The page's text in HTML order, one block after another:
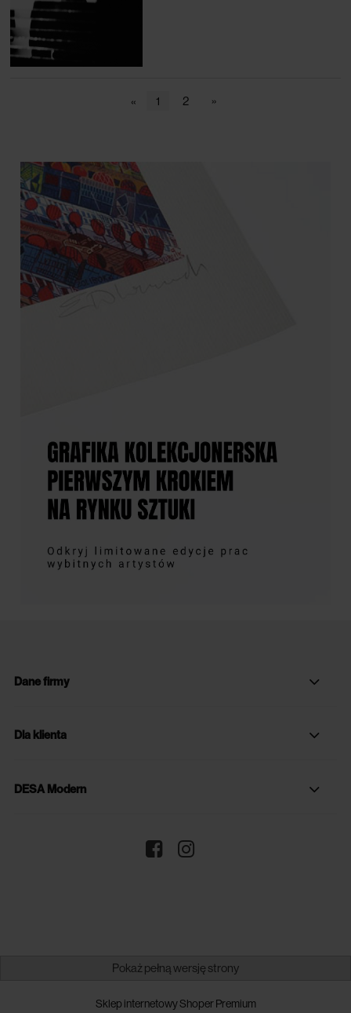
« 1 2 »
Dane firmy
Dla klienta
DESA Modern
Pokaż pełną wersję strony
Sklep internetowy Shoper Premium